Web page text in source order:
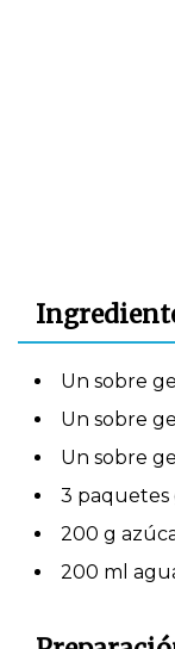
Un sobre
Un sobre
Un sobre
3 paquetes
200 g
200 ml